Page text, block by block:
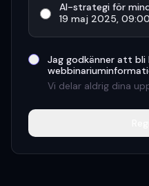
AI-strategi för
19 maj 2025,
Jag godkänner att
Vi delar aldrig dina